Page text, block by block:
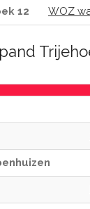
12 WOZ